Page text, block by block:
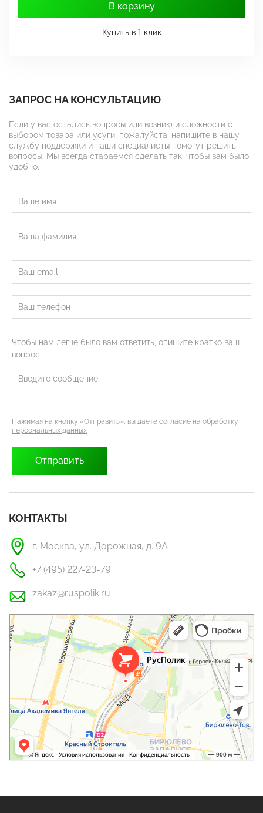
В корзину
Купить в 1 клик
ЗАПРОС НА КОНСУЛЬТАЦИЮ
Если у вас остались вопросы или возникли сложности с
выбором товара или усуги, пожалуйста, напишите в нашу
службу поддержки и наши специалисты помогут решить
вопросы. Мы всегда стараемся сделать так, чтобы вам было
удобно.
Чтобы нам легче было вам ответить, опишите кратко ваш
вопрос.
Нажимая на кнопку «Отправить», вы даете согласие на обработку
персональных данных
КОНТАКТЫ
г. Москва, ул. Дорожная, д. 9А
+7 (495) 227-23-79
zakaz@ruspolik.ru
РусПолик
Оргстекло, поликарбонат в Москве
Строительные и отделочные работы в Москве